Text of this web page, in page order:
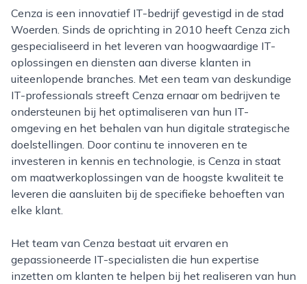
Cenza is een innovatief IT-bedrijf gevestigd in de stad
Woerden. Sinds de oprichting in 2010 heeft Cenza zich
gespecialiseerd in het leveren van hoogwaardige IT-
oplossingen en diensten aan diverse klanten in
uiteenlopende branches. Met een team van deskundige
IT-professionals streeft Cenza ernaar om bedrijven te
ondersteunen bij het optimaliseren van hun IT-
omgeving en het behalen van hun digitale strategische
doelstellingen. Door continu te innoveren en te
investeren in kennis en technologie, is Cenza in staat
om maatwerkoplossingen van de hoogste kwaliteit te
leveren die aansluiten bij de specifieke behoeften van
elke klant.
Het team van Cenza bestaat uit ervaren en
gepassioneerde IT-specialisten die hun expertise
inzetten om klanten te helpen bij het realiseren van hun